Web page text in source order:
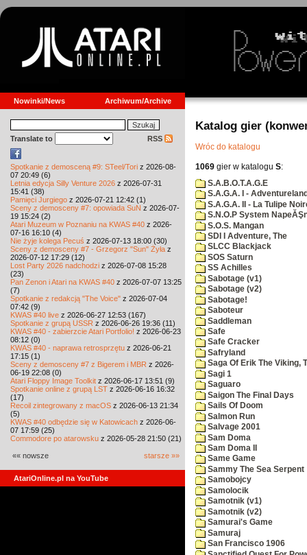
Nowinki/News Archiwum/Archive
Translate to RSS
Spotkanie z demosceną #9: STeel/Tori z 2026-08-
07 20:49 (6)
Letnia edycja Silly Venture 2026 z 2026-07-31
15:41 (38)
Pamięci Jurgiego z 2026-07-21 12:42 (1)
Sceny z demosceny #7: opowiada SuN z 2026-07-
19 15:24 (2)
Atari Muzeum w Poznaniu na KWAS #40 z 2026-
07-16 16:10 (4)
Nie żyje kolega Pecuś z 2026-07-13 18:00 (30)
Sceny z demosceny #7 - Grzegorz "Sun" Żyła z
2026-07-12 17:29 (12)
Lost Party 2026 nadchodzi z 2026-07-08 15:28
(23)
Pan Zenon i Atari na KWAS #40 z 2026-07-07 13:25
(7)
Spotkanie z redakcją "The Voice" z 2026-07-04
07:42 (9)
KWAS #40 live z 2026-06-27 12:53 (167)
Spotkanie z grupą USSR z 2026-06-26 19:36 (11)
KWAS #40 - zabierzcie Atari Portfolio! z 2026-06-23
08:12 (0)
KWAS #40 - naprawa retrosprzętu z 2026-06-21
17:15 (1)
Sceny z demosceny #7 z Bigerem i MBR z 2026-
06-19 22:08 (0)
Atari Floppy Image Toolkit z 2026-06-17 13:51 (9)
Spotkanie online z grupą LST z 2026-06-16 16:32
(17)
Recoil zintegrowany z macOS z 2026-06-13 21:34
(5)
KWAS #40 odbędzie się w Katowicach z 2026-06-
07 17:59 (25)
Commodore po atarowsku z 2026-05-28 21:50 (21)
«« nowsze starsze »»
AtariOnline.pl na YouTube
Katalog gier
Wróc do katalogu
1069 gier w katalogu S:
S.A.B.O.T.A.G.E
S.A.G.A. I -
S.A.G.A. II - La Tulipe
S.N.O.P System
S.O.S. Mangan
SDI I Adventure, The
SLCC Blackjack
SOS Saturn
SS Achilles
Sabotage (v1)
Sabotage (v2)
Sabotage!
Saboteur
Saddleman
Safe
Safe Cracker
Safryland
Saga Of Erik The Viking,
Sagi 1
Saguaro
Saigon The Final Days
Sails Of Doom
Salmon Run
Salvage 2001
Sam Doma
Sam Doma II
Same Game
Sammy The Sea Serpent
Samobojcy
Samolocik
Samotnik (v1)
Samotnik (v2)
Samurai's Game
Samuraj
San Francisco 1906